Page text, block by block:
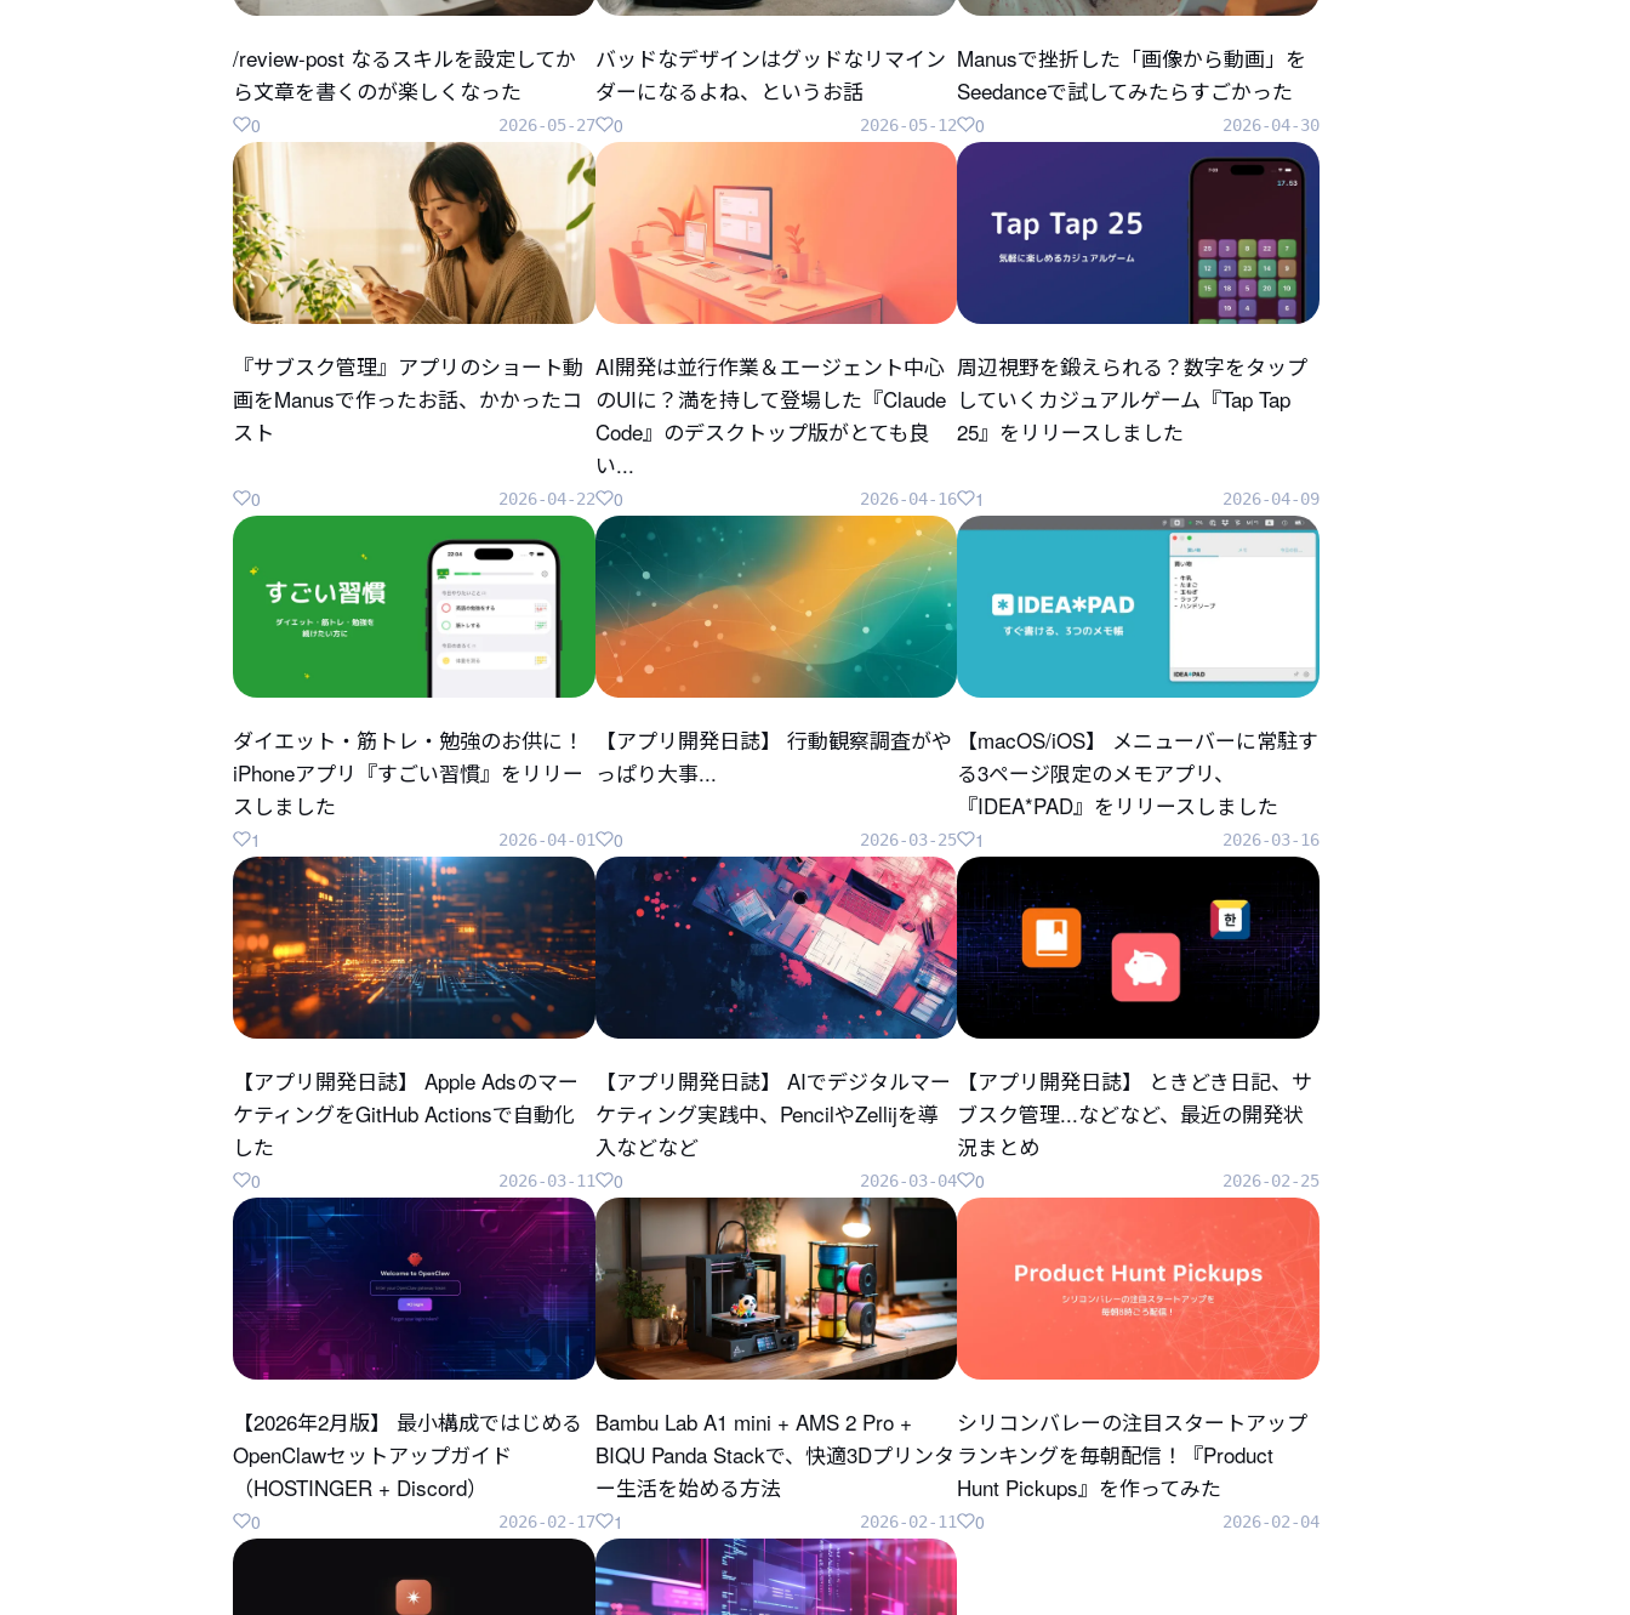
/review-post なるスキルを設定してか
ら文章を書くのが楽しくなった
2026-05-27
0
バッドなデザインはグッドなリマイン
ダーになるよね、というお話
2026-05-12
0
Manusで挫折した「画像から動画」を
Seedanceで試してみたらすごかった
2026-04-30
0
『サブスク管理』アプリのショート動
画をManusで作ったお話、かかったコ
スト
2026-04-22
0
AI開発は並行作業＆エージェント中心
のUIに？満を持して登場した『Claude
Code』のデスクトップ版がとても良
い...
2026-04-16
0
周辺視野を鍛えられる？数字をタップ
していくカジュアルゲーム『Tap Tap
25』をリリースしました
2026-04-09
1
ダイエット・筋トレ・勉強のお供に！
iPhoneアプリ『すごい習慣』をリリー
スしました
2026-04-01
1
【アプリ開発日誌】 行動観察調査がや
っぱり大事...
2026-03-25
0
【macOS/iOS】 メニューバーに常駐す
る3ページ限定のメモアプリ、
『IDEA*PAD』をリリースしました
2026-03-16
1
【アプリ開発日誌】 Apple Adsのマー
ケティングをGitHub Actionsで自動化
した
2026-03-11
0
【アプリ開発日誌】 AIでデジタルマー
ケティング実践中、PencilやZellijを導
入などなど
2026-03-04
0
【アプリ開発日誌】 ときどき日記、サ
ブスク管理...などなど、最近の開発状
況まとめ
2026-02-25
0
【2026年2月版】 最小構成ではじめる
OpenClawセットアップガイド
（HOSTINGER + Discord）
2026-02-17
0
Bambu Lab A1 mini + AMS 2 Pro +
BIQU Panda Stackで、快適3Dプリンタ
ー生活を始める方法
2026-02-11
1
シリコンバレーの注目スタートアップ
ランキングを毎朝配信！『Product
Hunt Pickups』を作ってみた
2026-02-04
0